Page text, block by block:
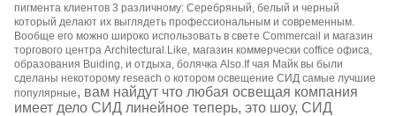
пигмента клиентов 3 различному: Серебряный, белый и черный
который делают их выглядеть профессиональным и современным.
Вообще его можно широко использовать в свете Commercail и магазин
торгового центра Architectural.Like, магазин коммерчески coffice офиса,
образования Buiding, и отдыха, болячка Also.If чая Майк вы были
сделаны некоторому reseach о котором освещение СИД самые лучшие
популярные, вам найдут что любая освещая компания
имеет дело СИД линейное теперь, это шоу, СИД